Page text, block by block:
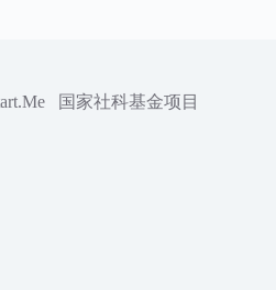
国家社科基金项目